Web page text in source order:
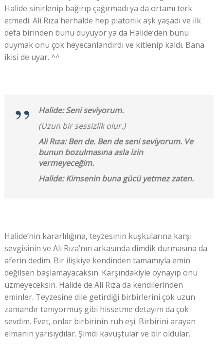
Halide sinirlenip bağırıp çağırmadı ya da ortamı terk
etmedi. Ali Rıza herhalde hep platonik aşk yaşadı ve ilk
defa birinden bunu duyuyor ya da Halide’den bunu
duymak onu çok heyecanlandırdı ve kitlenip kaldı. Bana
ikisi de uyar. ^^
Halide: Seni seviyorum.
(Uzun bir sessizlik olur.)
Ali Rıza: Ben de. Ben de seni seviyorum. Ve
bunun bozulmasına asla izin
vermeyeceğim.
Halide: Kimsenin buna gücü yetmez zaten.
Halide’nin kararlılığına, teyzesinin kuşkularına karşı
sevgisinin ve Ali Rıza’nın arkasında dimdik durmasına da
aferin dedim. Bir ilişkiye kendinden tamamıyla emin
değilsen başlamayacaksın. Karşındakiyle oynayıp onu
üzmeyeceksin. Halide de Ali Rıza da kendilerinden
eminler. Teyzesine dile getirdiği birbirlerini çok uzun
zamandır tanıyormuş gibi hissetme detayını da çok
sevdim. Evet, onlar birbirinin ruh eşi. Birbirini arayan
elmanın yarısıydılar. Şimdi kavuştular ve bir oldular.